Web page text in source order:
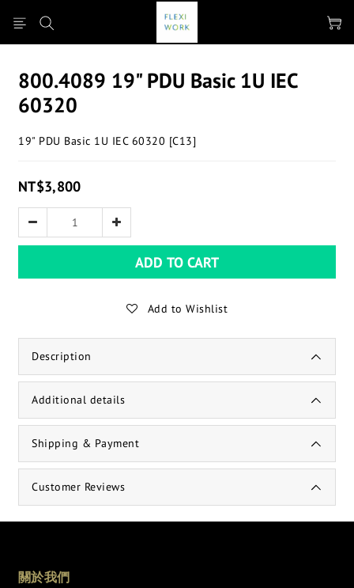
800.4089 19" PDU Basic 1U IEC
60320
19" PDU Basic 1U IEC 60320 [C13]
NT$3,800
ADD TO CART
Add to Wishlist
Description
Additional details
Shipping & Payment
Customer Reviews
關於我們